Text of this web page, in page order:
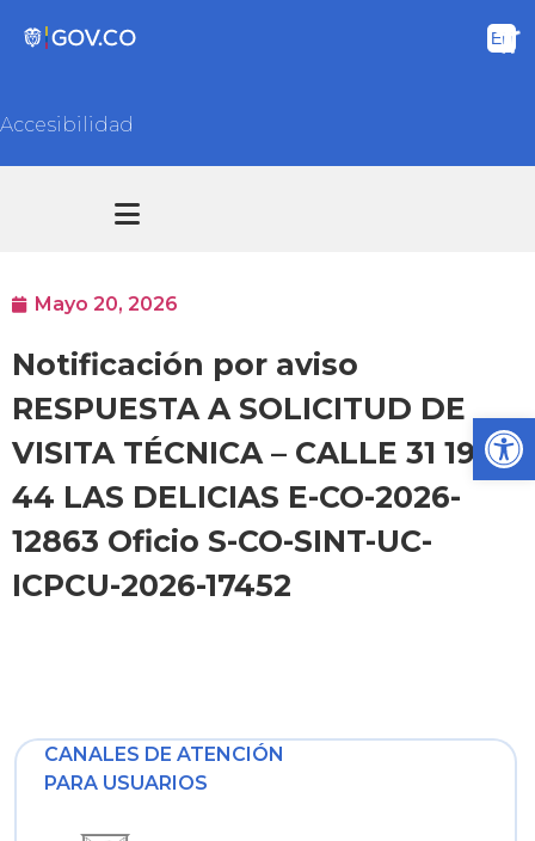
Accesibilidad
Mayo 20, 2026
Notificación por aviso
RESPUESTA A SOLICITUD DE
VISITA TÉCNICA – CALLE 31 19-
44 LAS DELICIAS E-CO-2026-
12863 Oficio S-CO-SINT-UC-
ICPCU-2026-17452
CANALES DE ATENCIÓN
PARA USUARIOS